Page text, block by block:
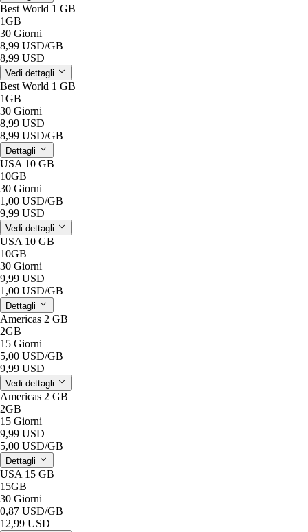
Best World 1 GB
1GB
30 Giorni
8,99 USD/GB
8,99 USD
Vedi dettagli
Best World 1 GB
1GB
30 Giorni
8,99 USD
8,99 USD/GB
Dettagli
USA 10 GB
10GB
30 Giorni
1,00 USD/GB
9,99 USD
Vedi dettagli
USA 10 GB
10GB
30 Giorni
9,99 USD
1,00 USD/GB
Dettagli
Americas 2 GB
2GB
15 Giorni
5,00 USD/GB
9,99 USD
Vedi dettagli
Americas 2 GB
2GB
15 Giorni
9,99 USD
5,00 USD/GB
Dettagli
USA 15 GB
15GB
30 Giorni
0,87 USD/GB
12,99 USD